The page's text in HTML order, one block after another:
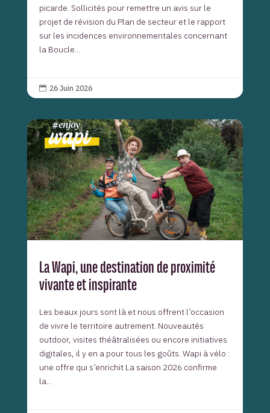
picarde. Sollicités pour remettre un avis sur le
projet de révision du Plan de secteur et le rapport
sur les incidences environnementales concernant
la Boucle...
 26 Juin 2026
La Wapi, une destination de proximité
vivante et inspirante
Les beaux jours sont là et nous offrent l’occasion
de vivre le territoire autrement. Nouveautés
outdoor, visites théâtralisées ou encore initiatives
digitales, il y en a pour tous les goûts. Wapi à vélo :
une offre qui s’enrichit La saison 2026 confirme
la...